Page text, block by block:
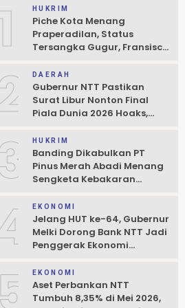
HUKRIM
Piche Kota Menang
Praperadilan, Status
Tersangka Gugur, Fransisco
Pendukung
DAERAH
Gubernur NTT Pastikan
Surat Libur Nonton Final
Piala Dunia 2026 Hoaks,
Boleh Terhambat
HUKRIM
Banding Dikabulkan PT
Pinus Merah Abadi Menang
Sengketa Kebakaran
EKONOMI
Jelang HUT ke-64, Gubernur
Melki Dorong Bank NTT Jadi
Penggerak Ekonomi
EKONOMI
Aset Perbankan NTT
Tumbuh 8,35% di Mei 2026,